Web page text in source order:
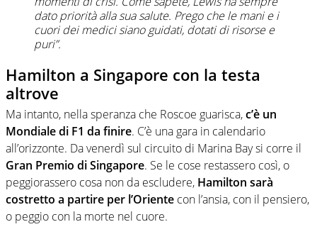
dato priorità alla sua salute. Prego che le mani e i
cuori dei medici siano guidati, dotati di risorse e
puri”.
Hamilton a Singapore con la testa
altrove
Ma intanto, nella speranza che Roscoe guarisca,c’è un
Mondiale di F1 da finire. C’è una gara in calendario
all’orizzonte. Da venerdì sul circuito di Marina Bay si corre il
Gran Premio di Singapore. Se le cose restassero così, o
peggiorassero cosa non da escludere, Hamilton sarà
costretto a partire per l’Oriente con l’ansia, con il pensiero,
o peggio con la morte nel cuore.